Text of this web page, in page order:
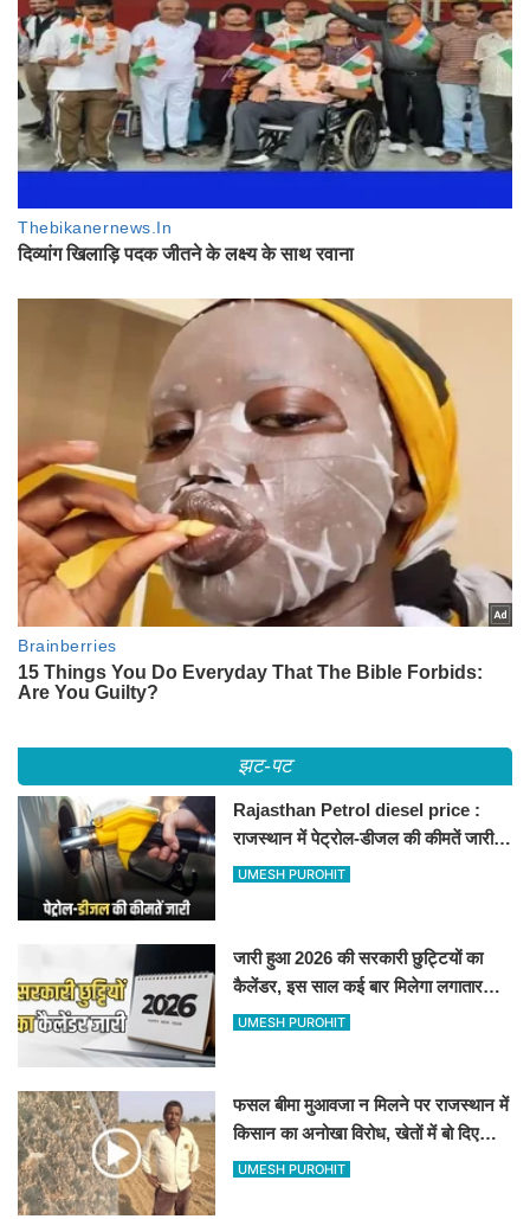
झट-पट
Rajasthan Petrol diesel price :
राजस्थान में पेट्रोल-डीजल की कीमतें जारी,
जानिए बीकानेर समेत पुरे प्रदेश में नए रेट
UMESH PUROHIT
जारी हुआ 2026 की सरकारी छुट्टियों का
कैलेंडर, इस साल कई बार मिलेगा लगातार
अवकाश, देखें
UMESH PUROHIT
फसल बीमा मुआवजा न मिलने पर राजस्थान में
किसान का अनोखा विरोध, खेतों में बो दिए
500-500 रुपए के नोट, वीडियो वायरल
UMESH PUROHIT